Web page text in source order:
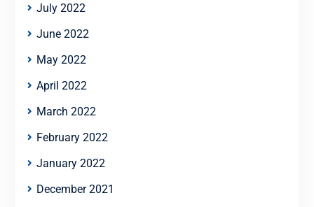
July 2022
June 2022
May 2022
April 2022
March 2022
February 2022
January 2022
December 2021